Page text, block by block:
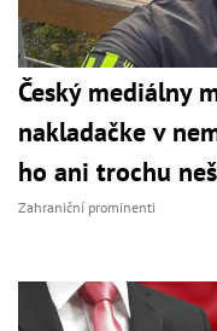
Český mediálny
nakladačke v
ho ani trochu
Zahraniční prominenti